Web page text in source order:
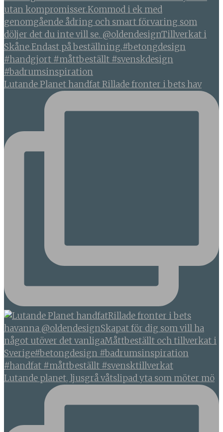
Lutande Planet handfat Rillade fronter i bets hav
Lutande planet, ljusgrå våtslipad yta som möter mö